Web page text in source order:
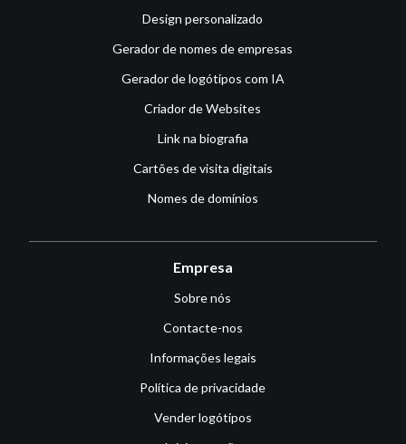
Design personalizado
Gerador de nomes de empresas
Gerador de logótipos com IA
Criador de Websites
Link na biografia
Cartões de visita digitais
Nomes de domínios
Empresa
Sobre nós
Contacte-nos
Informações legais
Política de privacidade
Vender logótipos